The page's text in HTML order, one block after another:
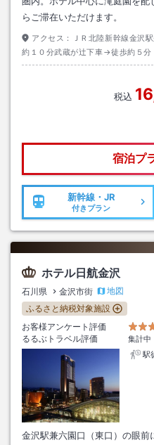
らご滞在いただけます。
アクセス：
ＪＲ北陸新幹線金沢
約１０分武蔵が辻下車→徒歩約５分
税込
宿泊プ
新幹線・JR
付きプラン
ホテル日航金沢
石川県 金沢市街
地図
ふるさと納税対象施設
お客様アンケート評価
るるぶトラベル評価
集計中
駅
金沢駅兼六園口（東口）の眼